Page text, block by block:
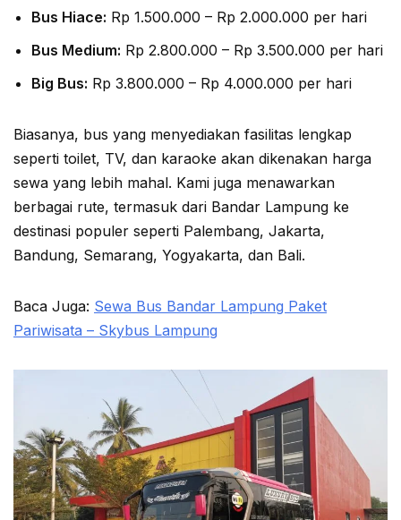
Bus Hiace: Rp 1.500.000 – Rp 2.000.000 per hari
Bus Medium: Rp 2.800.000 – Rp 3.500.000 per hari
Big Bus: Rp 3.800.000 – Rp 4.000.000 per hari
Biasanya, bus yang menyediakan fasilitas lengkap
seperti toilet, TV, dan karaoke akan dikenakan harga
sewa yang lebih mahal. Kami juga menawarkan
berbagai rute, termasuk dari Bandar Lampung ke
destinasi populer seperti Palembang, Jakarta,
Bandung, Semarang, Yogyakarta, dan Bali.
Baca Juga: Sewa Bus Bandar Lampung Paket
Pariwisata – Skybus Lampung